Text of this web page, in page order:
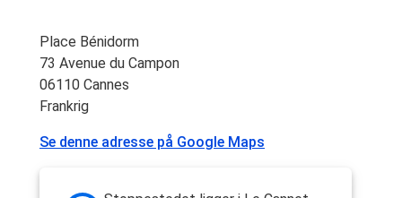
Place Bénidorm
73 Avenue du Campon
06110 Cannes
Frankrig
Se denne adresse på Google Maps